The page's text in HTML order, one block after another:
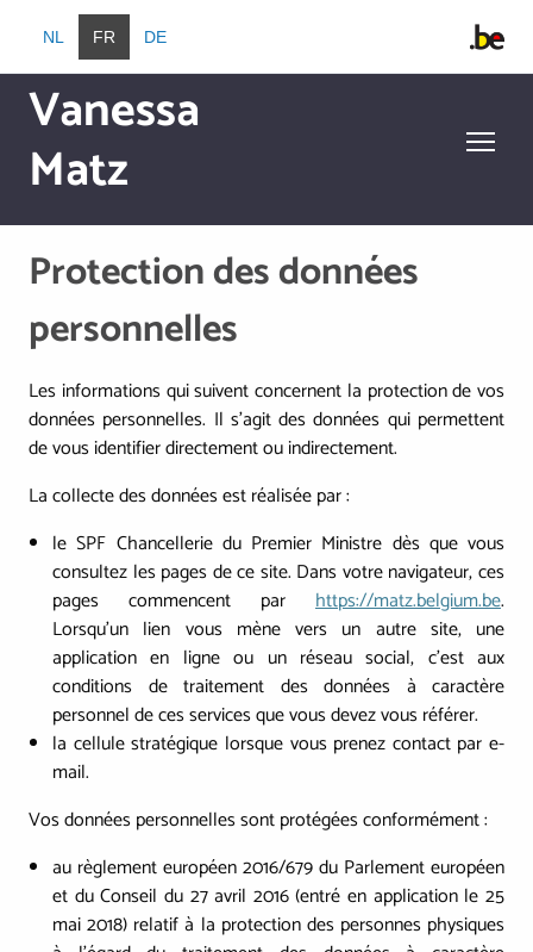
Aller au contenu principal
NL FR DE
Vanessa
Matz
Protection des données
personnelles
Les informations qui suivent concernent la protection de vos
données personnelles. Il s’agit des données qui permettent
de vous identifier directement ou indirectement.
La collecte des données est réalisée par :
le SPF Chancellerie du Premier Ministre dès que vous
consultez les pages de ce site. Dans votre navigateur, ces
pages commencent par https://matz.belgium.be.
Lorsqu'un lien vous mène vers un autre site, une
application en ligne ou un réseau social, c'est aux
conditions de traitement des données à caractère
personnel de ces services que vous devez vous référer.
la cellule stratégique lorsque vous prenez contact par e-
mail.
Vos données personnelles sont protégées conformément :
au règlement européen 2016/679 du Parlement européen
et du Conseil du 27 avril 2016 (entré en application le 25
mai 2018) relatif à la protection des personnes physiques